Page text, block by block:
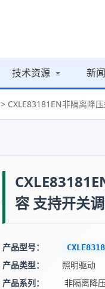
技术资源 新
> CXLE83181EN非隔离降
容 支持开关
产品型号：
产品类型：
照明驱动
产品系列：
非隔离降